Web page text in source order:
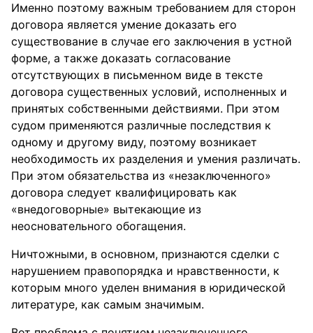
Именно поэтому важным требованием для сторон
договора является умение доказать его
существование в случае его заключения в устной
форме, а также доказать согласование
отсутствующих в письменном виде в тексте
договора существенных условий, исполненных и
принятых собственными действиями. При этом
судом применяются различные последствия к
одному и другому виду, поэтому возникает
необходимость их разделения и умения различать.
При этом обязательства из «незаключенного»
договора следует квалифицировать как
«внедоговорные» вытекающие из
неосновательного обогащения.
Ничтожными, в основном, признаются сделки с
нарушением правопорядка и нравственности, к
которым много уделен внимания в юридической
литературе, как самым значимым.